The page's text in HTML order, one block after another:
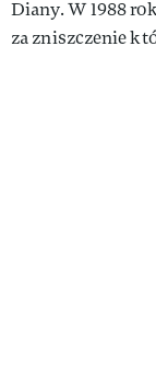
Diany. W 1988
za zniszczenie